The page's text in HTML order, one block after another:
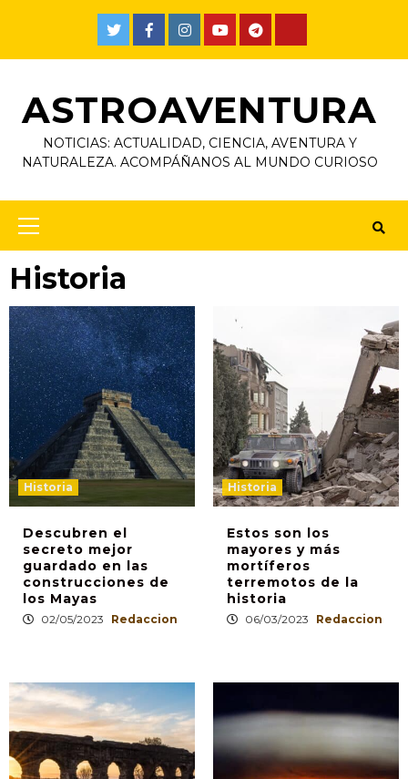
TwitterFacebookInstagram
YoutubeTelegram
TikTok
ASTROAVENTURA
NOTICIAS: ACTUALIDAD, CIENCIA, AVENTURA Y
NATURALEZA. ACOMPÁÑANOS AL MUNDO CURIOSO
Primary
Historia
Historia
Descubren el
secreto mejor
guardado en las
construcciones de
los Mayas
02/05/2023 Redaccion
Historia
Estos son los
mayores y más
mortíferos
terremotos de la
historia
06/03/2023 Redaccion